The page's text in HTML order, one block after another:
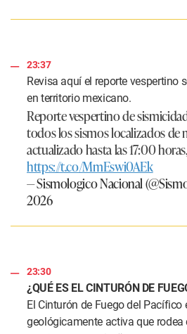
23:37
Revisa aquí el reporte vespertino
en territorio mexicano.
Reporte vespertino de
todos los sismos localizados
actualizado hasta las 17:00
https://t.co/MmEswi0AEk
— Sismologico Nacional
2026
23:30
¿QUÉ ES EL CINTURÓN DE
El Cinturón de Fuego del Pacífico
geológicamente activa que